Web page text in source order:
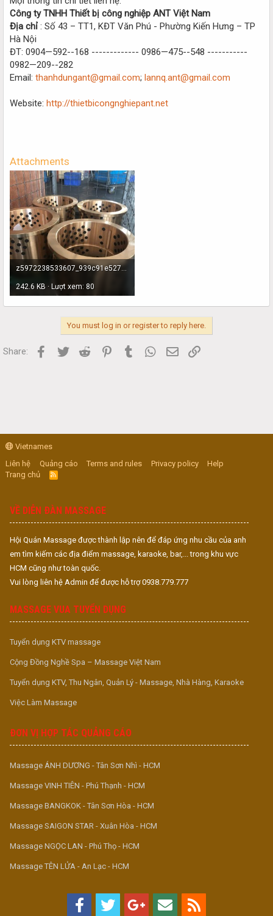
Công ty TNHH Thiết bị công nghiệp ANT Việt Nam
Địa chỉ : Số 43 – TT1, KĐT Văn Phú - Phường Kiến Hưng – TP
Hà Nội
ĐT: 0904—592--168 ------------- 0986—475--548 -----------
0982—209--282
Email: thanhdungant@gmail.com; lannq.ant@gmail.com
Website: http://thietbicongnghiepant.net
Attachments
z5972238533607_939c91e5273f7ae74b76d76327222c2a.jpg
242.6 KB · Lượt xem: 80
You must log in or register to reply here.
Share: Facebook
Twitter Reddit PinterestTumblr WhatsApp
Email
Vietnames
Liên hệ
Quảng cáo Terms and rules Privacy policy
Help
Trang chủ
R
S
VỀ DIỄN ĐÀN MASSAGE
Hội Quán Massage được thành lập nên để đáp ứng nhu cầu của anh
em tìm kiếm các địa điểm massage, karaoke, bar,... trong khu vực
HCM cũng như toàn quốc.
Vui lòng liên hệ Admin để được hỗ trợ 0938.779.777
MASSAGE VUA TUYỂN DỤNG
Tuyển dụng KTV massage
Cộng Đồng Nghề Spa – Massage Việt Nam
Tuyển dụng KTV, Thu Ngân, Quản Lý - Massage, Nhà Hàng, Karaoke
Việc Làm Massage
ĐƠN VỊ HỢP TÁC QUẢNG CÁO
Massage ÁNH DƯƠNG - Tân Sơn Nhì - HCM
Massage VINH TIÊN - Phú Thạnh - HCM
Massage BANGKOK - Tân Sơn Hòa - HCM
Massage SAIGON STAR - Xuân Hòa - HCM
Massage NGỌC LAN - Phú Thọ - HCM
Massage TÊN LỬA - An Lạc - HCM